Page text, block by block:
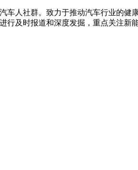
车人社群。致力于推动汽车行业的健
行及时报道和深度发掘，重点关注新